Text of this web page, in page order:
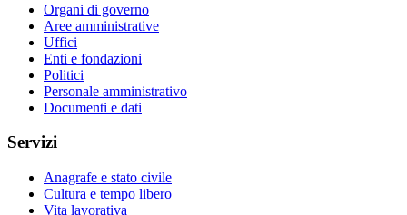
Organi di governo
Aree amministrative
Uffici
Enti e fondazioni
Politici
Personale amministrativo
Documenti e dati
Servizi
Anagrafe e stato civile
Cultura e tempo libero
Vita lavorativa